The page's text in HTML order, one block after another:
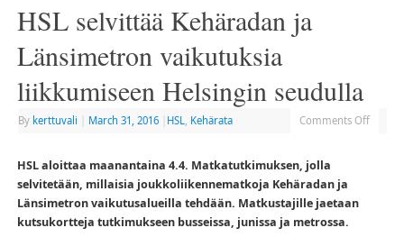
HSL selvittää Kehäradan ja
Länsimetron vaikutuksia
liikkumiseen Helsingin seudulla
By kerttuvali March 31, 2016 HSL Kehärata Comments Off
HSL aloittaa maanantaina 4.4. Matkatutkimuksen, jolla
selvitetään, millaisia joukkoliikennematkoja Kehäradan ja
Länsimetron vaikutusalueilla tehdään. Matkustajille jaetaan
kutsukortteja tutkimukseen busseissa, junissa ja metrossa.